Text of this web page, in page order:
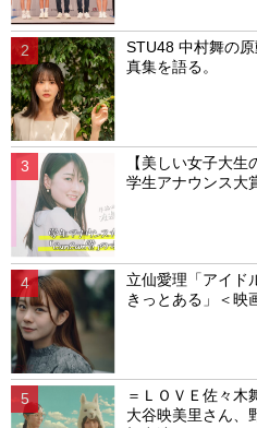
STU48 中村舞の
真集を語る。
【美しい女子大生
学生アナウンス大
立仙愛理「アイド
きっとある」＜映
＝ＬＯＶＥ佐々木
大谷映美里さん、